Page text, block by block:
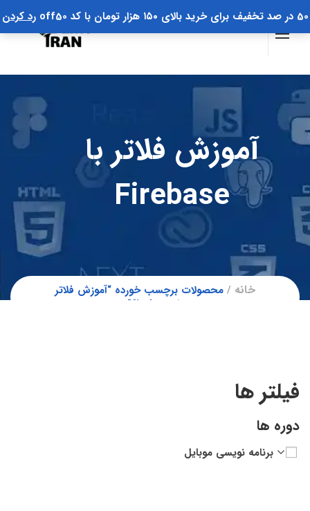
50 در صد تخفیف برای خرید بالای ۱۵۰ هزار تومان با کد off50 رد کردن
آموزش فلاتر با
Firebase
خانه
محصولات برچسب خورده “آموزش فلاتر
با firebase”
فیلتر ها
دوره ها
برنامه نویسی موبایل